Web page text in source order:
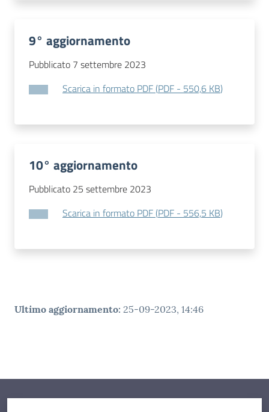
9° aggiornamento
Pubblicato 7 settembre 2023
Scarica in formato PDF (PDF - 550,6 KB)
10° aggiornamento
Pubblicato 25 settembre 2023
Scarica in formato PDF (PDF - 556,5 KB)
Ultimo aggiornamento: 25-09-2023, 14:46